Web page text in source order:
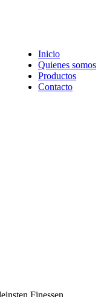
Inicio
Quienes somos
Productos
Contacto
Finessen